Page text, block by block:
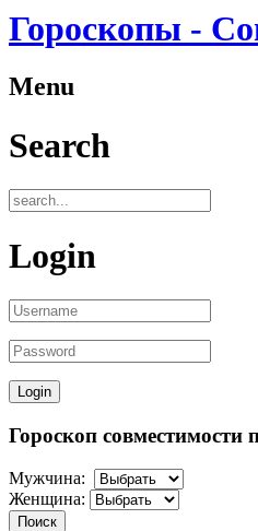
Гороскопы -
Menu
Search
Login
Гороскоп совместимости
Мужчина:
Женщина:
Поиск